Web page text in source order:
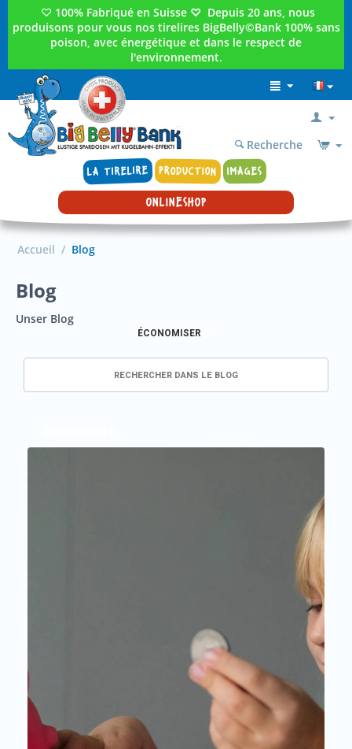
♡ 100% Fabriqué en Suisse ♡ Depuis 20 ans, nous
produisons pour vous nos tirelires BigBelly©Bank 100% sans
poison, avec énergétique et dans le respect de
l'environnement.
LA TIRELIRE PRODUCTION IMAGES
Recherche
ONLINESHOP
Accueil / Blog
Blog
Unser Blog
ÉCONOMISER